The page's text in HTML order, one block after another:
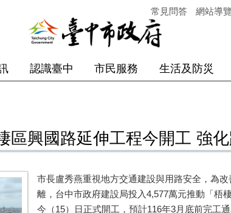
常見問答 網站導
認識臺中 市民服務 生活及防災
區興國路延伸工程今開工 強
市長盧秀燕重視地方交通建設與用路安全，為
離，台中市政府建設局投入4,577萬元推動「梧
今（15）日正式開工，預計116年3月底前完工